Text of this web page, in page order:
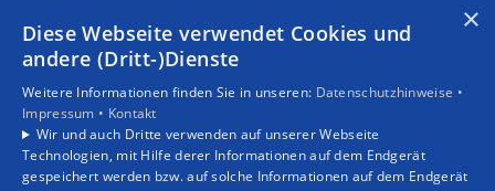
Tel.: 09861 94590
Unsere Bereiche
Privatkunden
Gewerbekunden
Karriere
Unternehmen
×
Diese Webseite verwendet Cookies und
andere (Dritt-)Dienste
Weitere Informationen finden Sie in unseren: Datenschutzhinweise •
Impressum • Kontakt
Wir und auch Dritte verwenden auf unserer Webseite
Technologien, mit Hilfe derer Informationen auf dem Endgerät
gespeichert werden bzw. auf solche Informationen auf dem Endgerät